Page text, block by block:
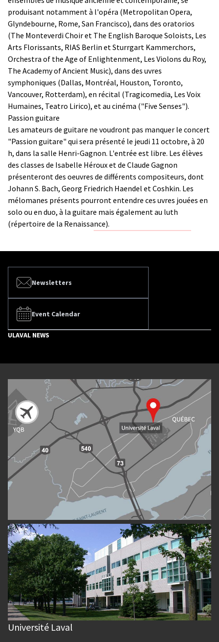
produisant notamment à l'opéra (Metropolitan Opera,
Glyndebourne, Rome, San Francisco), dans des oratorios
(The Monteverdi Choir et The English Baroque Soloists, Les
Arts Florissants, RIAS Berlin et Sturrgart Kammerchors,
Orchestra of the Age of Enlightenment, Les Violons du Roy,
The Academy of Ancient Music), dans des uvres
symphoniques (Dallas, Montréal, Houston, Toronto,
Vancouver, Rotterdam), en récital (Tragicomedia, Les Voix
Humaines, Teatro Lirico), et au cinéma ("Five Senses").
Passion guitare
Les amateurs de guitare ne voudront pas manquer le concert
"Passion guitare" qui sera présenté le jeudi 11 octobre, à 20
h, dans la salle Henri-Gagnon. L'entrée est libre. Les élèves
des classes de Isabelle Héroux et de Claude Gagnon
présenteront des oeuvres de différents compositeurs, dont
Johann S. Bach, Georg Friedrich Haendel et Coshkin. Les
mélomanes présents pourront entendre ces uvres jouées en
solo ou en duo, à la guitare mais également au luth
(répertoire de la Renaissance).
Newsletters
Event Calendar
ULAVAL NEWS
Université Laval